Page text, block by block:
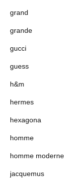
grand
grande
gucci
guess
h&m
hermes
hexagona
homme
homme moderne
jacquemus